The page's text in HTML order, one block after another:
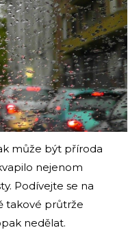
může být příroda
nejenom
Podívejte se na
takové průtrže
nedělat.